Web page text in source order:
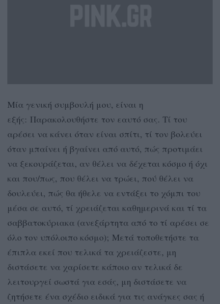
Μία γενική συμβουλή μου, είναι η
εξής: Παρακολουθήστε τον εαυτό σας. Τί του
αρέσει να κάνει όταν είναι σπίτι, τί τον βολεύει
όταν μπαίνει ή βγαίνει από αυτό, πώς προτιμάει
να ξεκουράζεται, αν θέλει να δέχεται κόσμο ή όχι
και που/πως, που θέλει να τρώει, πού θέλει να
δουλεύει, πώς θα ήθελε να εντάξει το χόμπι του
μέσα σε αυτό, τί χρειάζεται καθημερινά και τί τα
σαββατοκύριακα (ανεξάρτητα από το τί αρέσει σε
όλο τον υπόλοιπο κόσμο); Μετά τοποθετήστε τα
έπιπλα εκεί που τελικά τα χρειάζεστε, μη
διστάσετε να χαρίσετε κάποιο αν τελικά δε
λειτουργεί σωστά για εσάς, μη διστάσετε να
ζητήσετε ένα σχέδιο ειδικά για τις ανάγκες σας ή